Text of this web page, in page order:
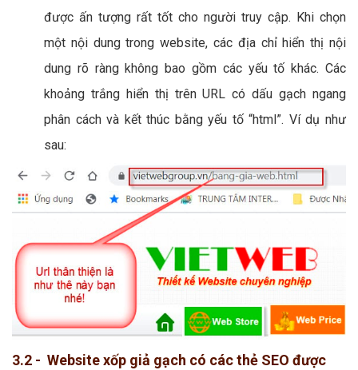
được ấn tượng rất tốt cho người truy cập. Khi chọn
một nội dung trong website, các địa chỉ hiển thị nội
dung rõ ràng không bao gồm các yếu tố khác. Các
khoảng trắng hiển thị trên URL có dấu gạch ngang
phân cách và kết thúc bằng yếu tố “html”. Ví dụ như
sau:
3.2 - Website xốp giả gạch có các thẻ SEO được